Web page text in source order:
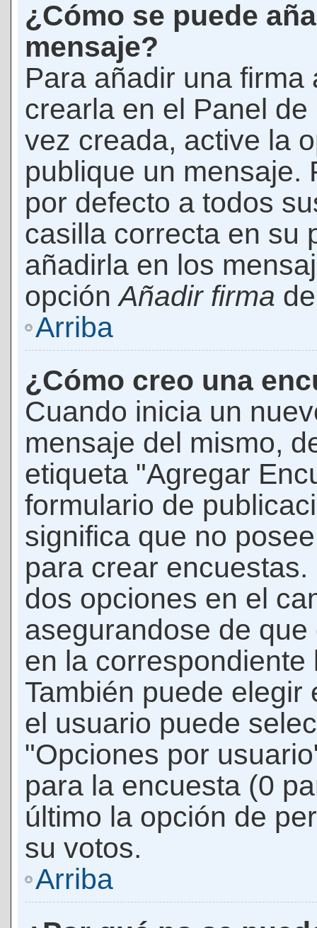
¿Cómo se puede
mensaje?
Para añadir una
crearla en el Panel
vez creada, active la
publique un mensaje.
por defecto a todos
casilla correcta en su
añadirla en los
opciónAñadir firma
Arriba
¿Cómo creo una
Cuando inicia un
mensaje del mismo,
etiqueta "Agregar
formulario de
significa que no
para crear
dos opciones en el
asegurandose de
en la
También puede
el usuario puede
"Opciones por
para la encuesta (0
último la opción de
su votos.
Arriba